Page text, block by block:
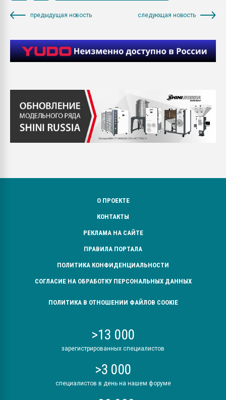
предыдущая новость следующая новость
О ПРОЕКТЕ
КОНТАКТЫ
РЕКЛАМА НА САЙТЕ
ПРАВИЛА ПОРТАЛА
ПОЛИТИКА КОНФИДЕНЦИАЛЬНОСТИ
СОГЛАСИЕ НА ОБРАБОТКУ ПЕРСОНАЛЬНЫХ ДАННЫХ
ПОЛИТИКА В ОТНОШЕНИИ ФАЙЛОВ COOKIE
>13 000
зарегистрированных специалистов
>3 000
специалистов в день на нашем форуме